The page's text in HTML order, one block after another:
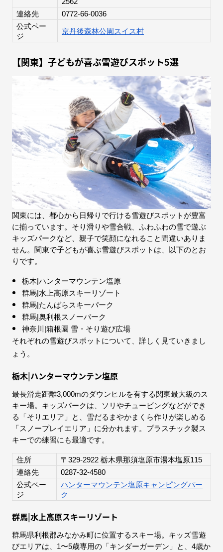
連絡先
0772-66-0036
公式ペー
ジ
京丹後森林公園スイス村
【関東】子どもが喜ぶ雪遊びスポット5選
関東には、都心から日帰りで行ける雪遊びスポットが豊富
に揃っています。そり滑りや雪合戦、ふわふわの雪で遊ぶ
キッズパークなど、親子で笑顔になれること間違いありま
せん。関東で子どもが喜ぶ雪遊びスポットは、以下のとお
りです。
栃木|ハンターマウンテン塩原
群馬|水上高原スキーリゾート
群馬|たんばらスキーパーク
群馬|奥利根スノーパーク
神奈川|箱根園 雪・そり遊び広場
それぞれの雪遊びスポットについて、詳しく見ていきまし
ょう。
栃木|ハンターマウンテン塩原
最長滑走距離3,000mのダウンヒルを有する関東最大級のス
キー場。キッズパークは、ソリやチュービングなどができ
る「そりエリア」と、雪だるまやかまくら作りが楽しめる
「スノープレイエリア」に分かれます。プラスチック製ス
キーでの練習にも最適です。
住所
〒329-2922 栃木県那須塩原市湯本塩原115
連絡先
0287-32-4580
公式ペー
ジ
ハンターマウンテン塩原キャンピングパー
ク
群馬|水上高原スキーリゾート
群馬県利根郡みなかみ町に位置するスキー場。キッズ雪遊
びエリアは、1〜5歳専用の「キンダーガーデン」と、4歳か